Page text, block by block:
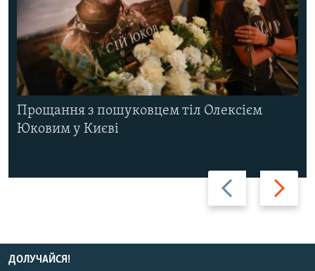
Назад Вперед
Прощання з пошуковцем тіл Олексієм
Юковим у Києві
ДОЛУЧАЙСЯ!